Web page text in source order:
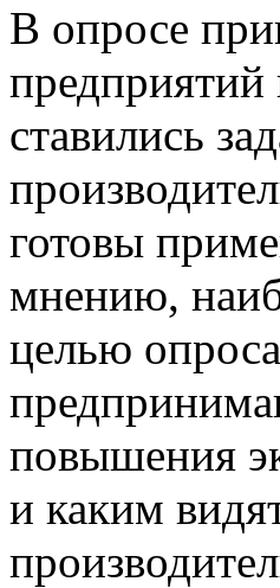
В опросе
ставились
готовы
мнению,
целью
повышения
и каким